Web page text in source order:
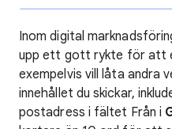
Inom digital
upp ett gott rykte för att
exempelvis vill låta andra
innehållet du skickar,
postadress i fältet Från i